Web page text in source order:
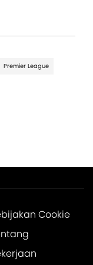
Premier League
Cookie